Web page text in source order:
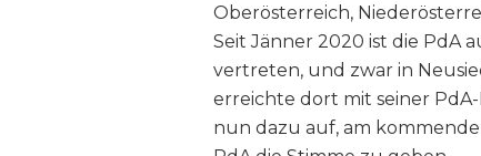
Oberösterreich,
Seit Jänner 2020 ist die PdA
vertreten, und zwar in
erreichte dort mit seiner
nun dazu auf, am